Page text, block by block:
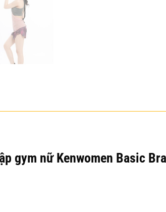
gym nữ Kenwomen Basic Bra